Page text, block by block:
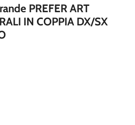
PREFER ART
IN COPPIA DX/SX